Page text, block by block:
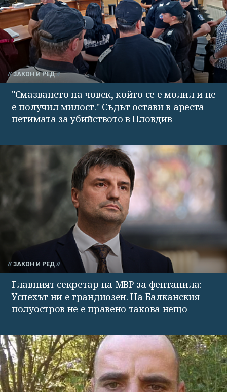
ЗАКОН И РЕД
"Смазването на човек, който се е молил и не
е получил милост." Съдът остави в ареста
петимата за убийството в Пловдив
ЗАКОН И РЕД
Главният секретар на МВР за фентанила:
Успехът ни е грандиозен. На Балканския
полуостров не е правено такова нещо